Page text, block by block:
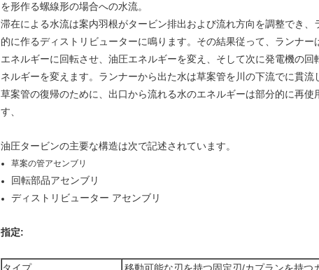
を形作る螺線形の場合への水流。
滞在による水流は案内羽根がタービン排出および流れ方向を調整でき
的に作るディストリビューターに鳴ります。その結果従って、ランナ
エネルギーに回転させ、油圧エネルギーを変え、そして次に発電機の
ネルギーを変えます。ランナーから出た水は草案管を川の下流でに貫流
草案管の復帰のために、出口から流れる水のエネルギーは部分的に再
す、
油圧タービンの主要な構造は次で記述されています。
草案の管アセンブリ
回転部品アセンブリ
ディストリビューター アセンブリ
指定: